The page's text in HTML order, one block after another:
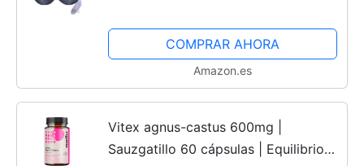
Blefaritis, Aliviar la fatiga ocular,
Orzuelo ojo MGD y...
COMPRAR AHORA
Amazon.es
Vitex agnus-castus 600mg |
Sauzgatillo 60 cápsulas | Equilibrio